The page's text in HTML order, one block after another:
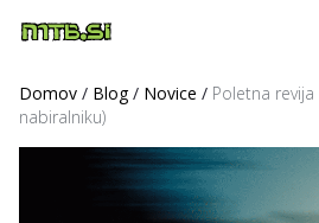
Domov / Blog/ Novice / Poletna
nabiralniku)